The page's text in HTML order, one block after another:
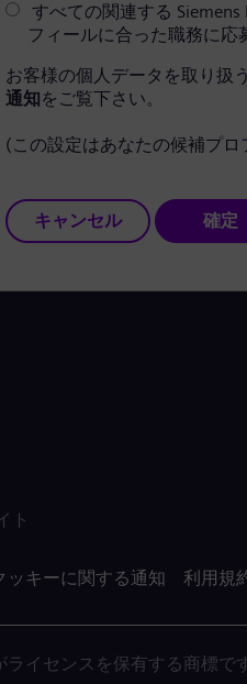
すべての関連する
フィールに合った職務に応
お客様の個人データを取り扱
通知をご覧下さい。
(この設定はあなたの候補プ
キャンセル 確定
ト
ッキーに関する通知 利用規
ライセンスを保有する商標で